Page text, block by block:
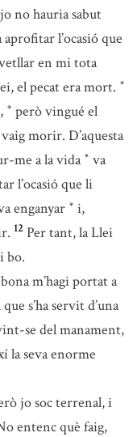
jo no hauria sabut
l’ocasió que
en mi tota
el pecat era mort. *
* però vingué el
morir. D’aquesta
me a la vida * va
l’ocasió que li
enganyar * i,
12 Per tant, la Llei
bo.
m’hagi portat a
s’ha servit d’una
se del manament,
la seva enorme
jo soc terrenal, i
entenc què faig,